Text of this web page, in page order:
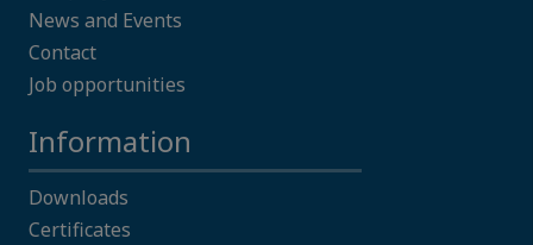
News and Events
Contact
Job opportunities
Information
Downloads
Certificates